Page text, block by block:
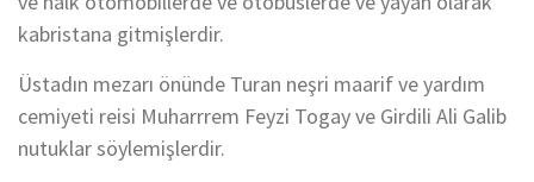
kabristana gitmişlerdir.
Üstadın mezarı önünde Turan neşri maarif ve yardım
cemiyeti reisi Muharrrem Feyzi Togay ve Girdili Ali Galib
nutuklar söylemişlerdir.